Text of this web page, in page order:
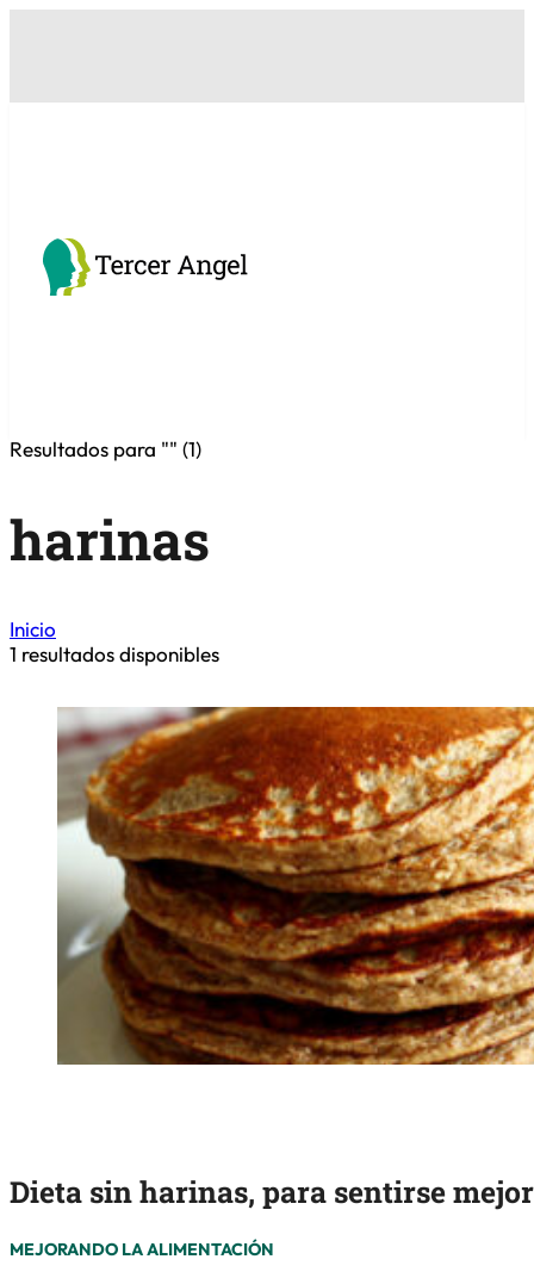
Resultados para "" (1)
harinas
Inicio
1 resultados disponibles
Dieta sin harinas, para sentirse mejor
MEJORANDO LA ALIMENTACIÓN